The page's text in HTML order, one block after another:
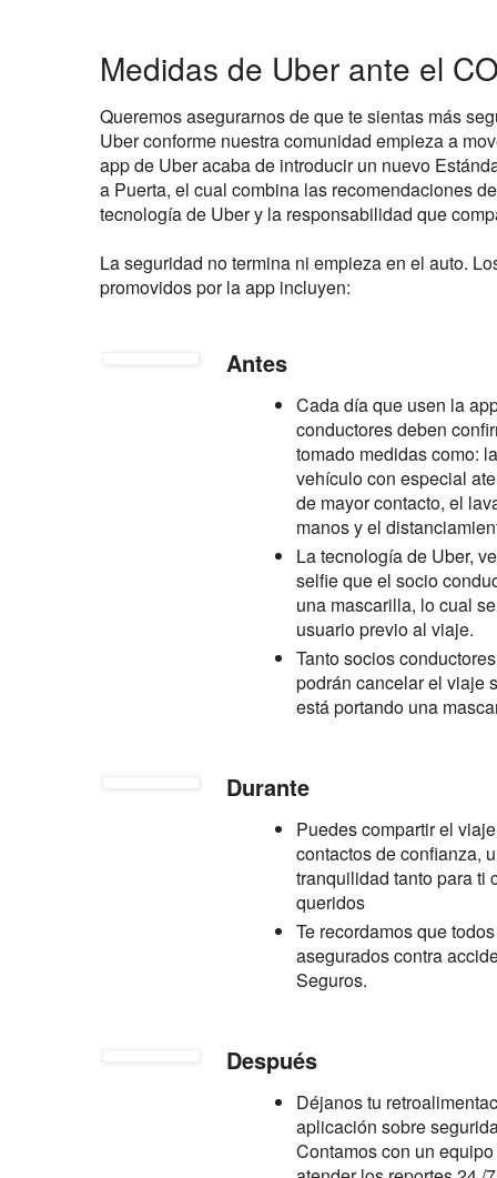
Medidas de Uber ante el
Queremos asegurarnos de que te sientas más
Uber conforme nuestra comunidad empieza a
app de Uber acaba de introducir un nuevo
a Puerta, el cual combina las recomendaciones
tecnología de Uber y la responsabilidad que
La seguridad no termina ni empieza en el auto.
promovidos por la app incluyen:
Antes
Cada día que usen la
conductores deben
tomado medidas como:
vehículo con especial
de mayor contacto, el
manos y el
La tecnología de Uber,
selfie que el socio
una mascarilla, lo cual
usuario previo al viaje.
Tanto socios
podrán cancelar el viaje
está portando una
Durante
Puedes compartir el
contactos de confianza,
tranquilidad tanto para ti
queridos
Te recordamos que
asegurados contra
Seguros.
Después
Déjanos tu
aplicación sobre
Contamos con un